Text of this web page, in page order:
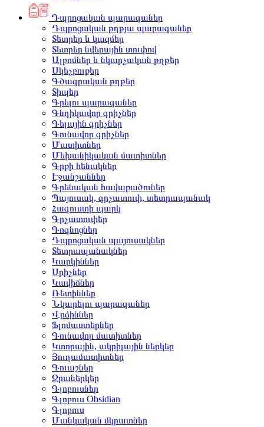
Դպրոցական պարագաներ
Դպրոցական թղթյա պարագաներ
Տետրեր և կազմեր
Տետրեր նվերային տուփով
Ալբոմներ և նկարչական թղթեր
Սկեչբուքեր
Գծագրական թղթեր
Տիպեր
Գրելու պարագաներ
Գնդիկավոր գրիչներ
Գելային գրիչներ
Գունավոր գրիչներ
Մատիտներ
Մեխանիկական մատիտներ
Գրքի հենակներ
Էջանշաններ
Գրենական հավաքածուներ
Պայուսակ, գրչատուփ, տետրապանակ
Հագուստի պարկ
Գրչատուփեր
Գոգնոցներ
Դպրոցական պայուսակներ
Տետրապանակներ
Կարկիններ
Սրիչներ
Կավիճներ
Ռետիններ
Նկարելու պարագաներ
Վրձիններ
Ֆլոմաստերներ
Գունավոր մատիտներ
Կտորային, ակրիլային ներկեր
Յուղամատիտներ
Գուաշներ
Ջրաներկեր
Գլոբուսներ
Գլոբուս Obsidian
Գլոբուս
Մանկական մկրատներ